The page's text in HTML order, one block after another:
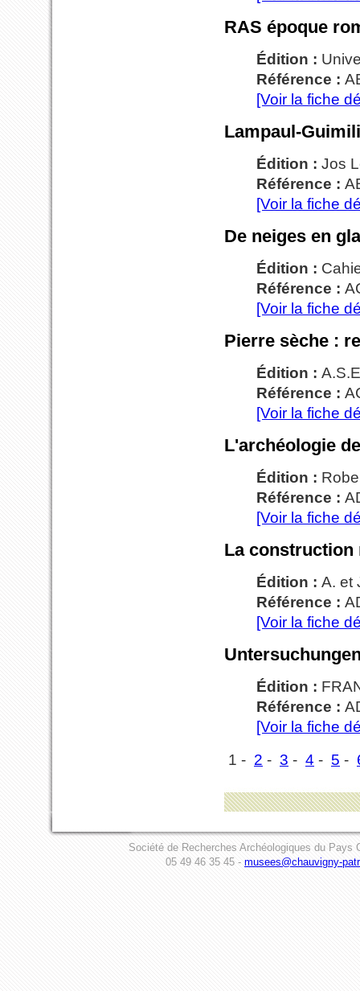
RAS époque
Édition :
Référence :
[Voir la fiche
Lampaul-
Édition : Jos
Référence :
[Voir la fiche
De neiges en
Édition :
Référence :
[Voir la fiche
Pierre sèche :
Édition :
Référence :
[Voir la fiche
L'archéologie
Édition :
Référence :
[Voir la fiche
La construction
Édition : A. et
Référence :
[Voir la fiche
Édition :
Référence :
[Voir la fiche
1 - 2 - 3 - 4 - 5 -
Société de Recherches Archéologiques du Pays
05 49 46 35 45 - musees@chauvigny-